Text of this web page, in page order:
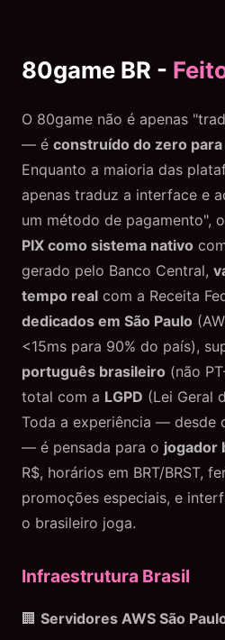
80game BR -
O 80game não é apenas
— é construído do zero
Enquanto a maioria das
apenas traduz a interface e
um método de pagamento",
PIX como sistema nativo
gerado pelo Banco Central,
tempo real com a Receita
dedicados em São Paulo
<15ms para 90% do país),
português brasileiro (não
total com a LGPD (Lei Geral
Toda a experiência — desde
— é pensada para o jogador
R$, horários em BRT/BRST,
promoções especiais, e
o brasileiro joga.
Infraestrutura Brasil
🏢 Servidores AWS São